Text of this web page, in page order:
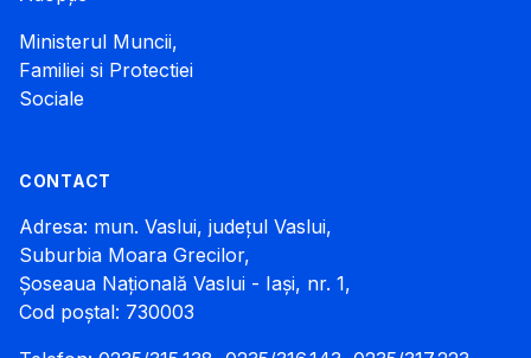
Ministerul Muncii,
Familiei si Protectiei
Sociale
CONTACT
Adresa: mun. Vaslui, județul Vaslui,
Suburbia Moara Grecilor,
Șoseaua Națională Vaslui - Iași, nr. 1,
Cod poștal: 730003